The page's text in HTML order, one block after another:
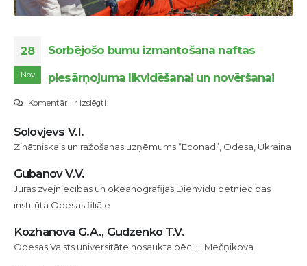
28
Nov
Sorbējošo bumu izmantošana naftas
piesārņojuma likvidēšanai un novēršanai
Komentāri ir izslēgtiSorbējošo
naftas
likvidēšanai
Solovjevs V.I.
Zinātniskais un ražošanas uzņēmums “Econad”, Odesa, Ukraina
Gubanov V.V.
Jūras zvejniecības un okeanogrāfijas Dienvidu pētniecības
institūta Odesas filiāle
Kozhanova G.A., Gudzenko T.V.
Odesas Valsts universitāte nosaukta pēc I.I. Mečņikova